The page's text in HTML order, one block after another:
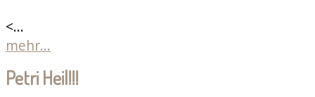
<...
mehr...
Petri Heil!!!